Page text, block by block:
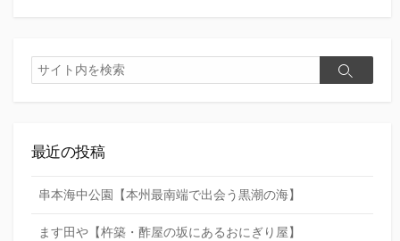
検
索
検
最近の投稿
串本海中公園【本州最南端で出会う黒潮の海】
ます田や【杵築・酢屋の坂にあるおにぎり屋】